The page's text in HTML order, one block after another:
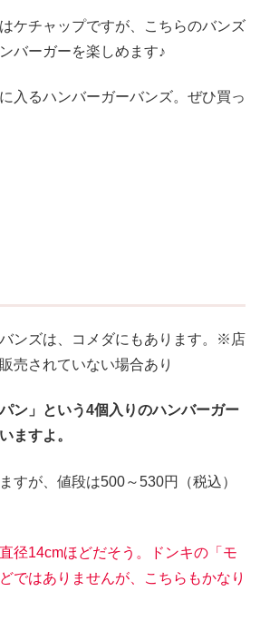
ケチャップですが、こちらのバンズ
バーガーを楽しめます♪
入るハンバーガーバンズ。ぜひ買っ
ンズは、コメダにもあります。※店
売されていない場合あり
ン」という4個入りのハンバーガー
ますよ。
すが、値段は500～530円（税込）
径14cmほどだそう。ドンキの「モ
ではありませんが、こちらもかなり